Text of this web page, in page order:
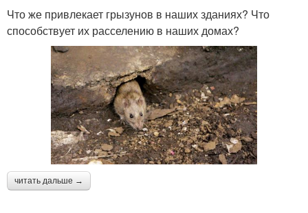
Что же привлекает грызунов в наших зданиях? Что
способствует их расселению в наших домах?
читать дальше →